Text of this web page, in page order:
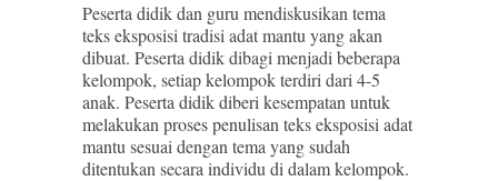
Peserta didik dan guru mendiskusikan tema
teks eksposisi tradisi adat mantu yang akan
dibuat. Peserta didik dibagi menjadi beberapa
kelompok, setiap kelompok terdiri dari 4-5
anak. Peserta didik diberi kesempatan untuk
melakukan proses penulisan teks eksposisi adat
mantu sesuai dengan tema yang sudah
ditentukan secara individu di dalam kelompok.